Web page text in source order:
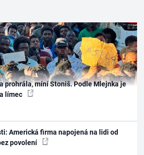
prohrála, míní Stoniš. Podle Mlejnka je
límec
Americká firma napojená na lidi od
povolení